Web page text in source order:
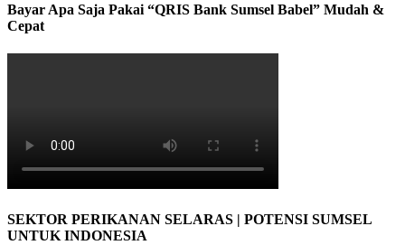
Bayar Apa Saja Pakai “QRIS Bank Sumsel Babel” Mudah &
Cepat
SEKTOR PERIKANAN SELARAS | POTENSI SUMSEL
UNTUK INDONESIA